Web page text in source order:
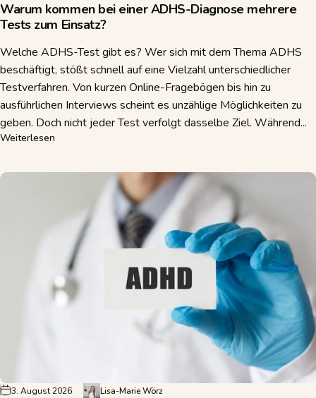
Warum kommen bei einer ADHS-Diagnose mehrere
Tests zum Einsatz?
Welche ADHS-Test gibt es? Wer sich mit dem Thema ADHS
beschäftigt, stößt schnell auf eine Vielzahl unterschiedlicher
Testverfahren. Von kurzen Online-Fragebögen bis hin zu
ausführlichen Interviews scheint es unzählige Möglichkeiten zu
geben. Doch nicht jeder Test verfolgt dasselbe Ziel. Während...
Weiterlesen
3. August 2026 Lisa-Marie Wörz